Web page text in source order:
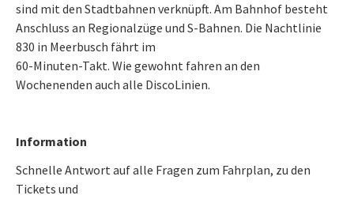
sind mit den Stadtbahnen verknüpft. Am Bahnhof besteht
Anschluss an Regionalzüge und S-Bahnen. Die Nachtlinie
830 in Meerbusch fährt im
60-Minuten-Takt. Wie gewohnt fahren an den
Wochenenden auch alle DiscoLinien.
Information
Schnelle Antwort auf alle Fragen zum Fahrplan, zu den
Tickets und